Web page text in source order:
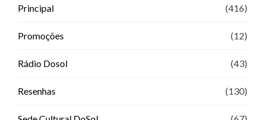
Principal (416)
Promoções (12)
Rádio Dosol (43)
Resenhas (130)